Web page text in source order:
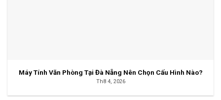
Máy Tính Văn Phòng Tại Đà Nẵng Nên Chọn Cấu Hình Nào?
Th8 4, 2026